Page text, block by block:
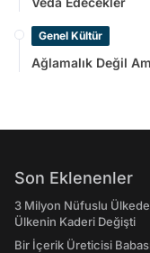
Genel Kültür
Ağlamalık Değil
Son Eklenenler
3 Milyon Nüfuslu
Ülkenin Kaderi Değişti
Bir İçerik Üreticisi